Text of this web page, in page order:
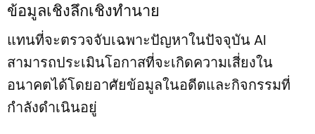
ข้อมูลเชิงลึกเชิงทำนาย
แทนที่จะตรวจจับเฉพาะปัญหาในปัจจุบัน AI
สามารถประเมินโอกาสที่จะเกิดความเสี่ยงใน
อนาคตได้โดยอาศัยข้อมูลในอดีตและกิจกรรมที่
กำลังดำเนินอยู่